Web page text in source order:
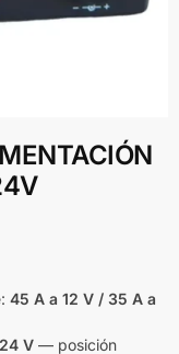
45 A a 12 V / 35 A a
V — posición